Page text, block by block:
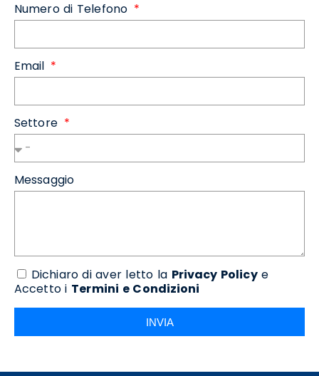
Numero di Telefono
Email
Settore
Messaggio
Dichiaro di aver letto la Privacy Policye
Accetto i Termini e Condizioni
INVIA